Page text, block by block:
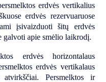
erdvės vertikalius
erdvės rezervuaruose
įsivaizduoti šitų erdvės
galvoti apie smėlio laikrodį.
erdvės horizontalaus
erdvės vertikalaus
Persmelktos ir